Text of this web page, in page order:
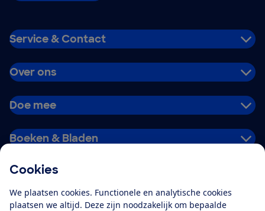
Cookies
We plaatsen cookies. Functionele en analytische cookies
plaatsen we altijd. Deze zijn noodzakelijk om bepaalde
Service & Contact
Over ons
Doe mee
Boeken & Bladen